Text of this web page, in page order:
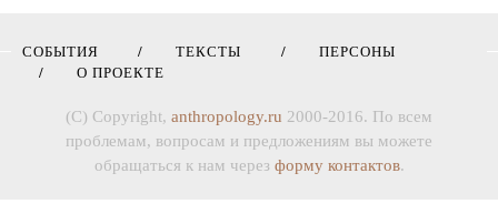
СОБЫТИЯ ТЕКСТЫ
ПЕРСОНЫ
О ПРОЕКТЕ
(C) Copyright, anthropology.ru 2000-2016. По всем
проблемам, вопросам и предложениям вы можете
обращаться к нам через форму контактов.